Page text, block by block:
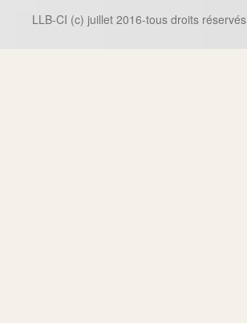
LLB-CI (c) juillet 2016-tous droits réservés